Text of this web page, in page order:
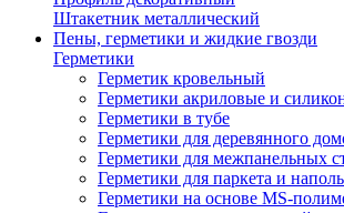
Штакетник металлический
Пены, герметики и жидкие гвозди
Герметики
Герметик кровельный
Герметики акриловые и
Герметики в тубе
Герметики для деревянного
Герметики для межпанельных
Герметики для паркета и
Герметики на основе MS-